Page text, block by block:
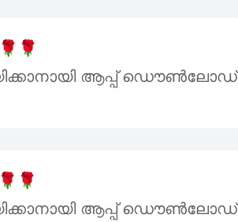
ആപ്പ് ഡൌൺലോഡ്
ആപ്പ് ഡൌൺലോഡ്